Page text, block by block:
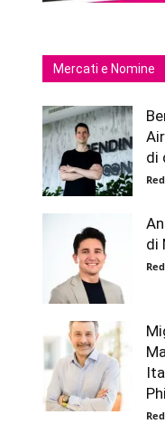
Mercati e Nomine
di
di